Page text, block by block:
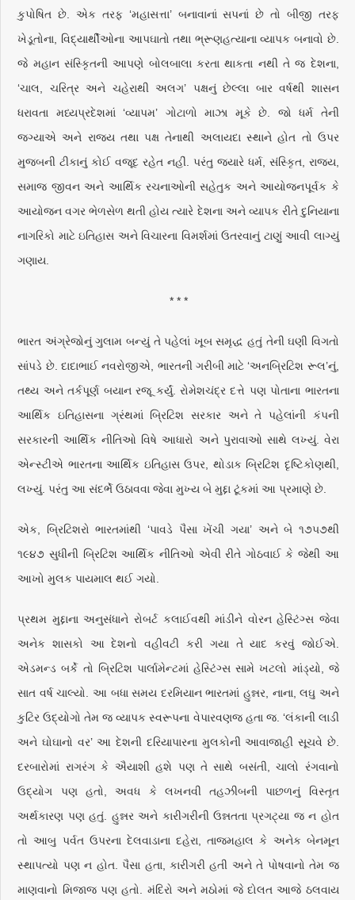
કુપોષિત છે. એક તરફ ‘મહાસત્તા’ બનાવાનાં સપનાં છે તો બીજી તરફ
ખેડૂતોના, વિદ્યાર્થીઓના આપઘાતો તથા ભ્રૂણહત્યાના વ્યાપક બનાવો છે.
જે મહાન સંસ્કૃિતની આપણે બોલબાલા કરતા થાકતા નથી તે જ દેશના,
‘ચાલ, ચરિત્ર અને ચહેરાથી અલગ’ પક્ષનું છેલ્લા બાર વર્ષથી શાસન
ધરાવતા મધ્યપ્રદેશમાં ‘વ્યાપમ’ ગોટાળો માઝા મૂકે છે. જો ધર્મ તેની
જગ્યાએ અને રાજ્ય તથા પક્ષ તેનાથી અલાયદા સ્થાને હોત તો ઉપર
મુજબની ટીકાનું કોઈ વજૂદ રહેત નહીં. પરંતુ જ્યારે ધર્મ, સંસ્કૃિત, રાજ્ય,
સમાજ જીવન અને આર્થિક રચનાઓની સહેતુક અને આયોજનપૂર્વક કે
આયોજન વગર ભેળસેળ થતી હોય ત્યારે દેશના અને વ્યાપક રીતે દુનિયાના
નાગરિકો માટે ઇતિહાસ અને વિચારના વિમર્શમાં ઉતરવાનું ટાણું આવી લાગ્યું
ગણાય.
* * *
ભારત અંગ્રેજોનું ગુલામ બન્યું તે પહેલાં ખૂબ સમૃદ્ધ હતું તેની ઘણી વિગતો
સાંપડે છે. દાદાભાઈ નવરોજીએ, ભારતની ગરીબી માટે ‘અનબ્રિટિશ રૂલ’નું,
તથ્ય અને તર્કપૂર્ણ બયાન રજૂ કર્યું. રોમેશચંદ્ર દત્તે પણ પોતાના ભારતના
આર્થિક ઇતિહાસના ગ્રંથમાં બ્રિટિશ સરકાર અને તે પહેલાંની કંપની
સરકારની આર્થિક નીતિઓ વિષે આધારો અને પુરાવાઓ સાથે લખ્યું. વેરા
એન્સ્ટીએ ભારતના આર્થિક ઇતિહાસ ઉપર, થોડાક બ્રિટિશ દૃષ્ટિકોણથી,
લખ્યું. પરંતુ આ સંદર્ભે ઉઠાવવા જેવા મુખ્ય બે મુદ્દા ટૂંકમાં આ પ્રમાણે છે.
એક, બ્રિટિશરો ભારતમાંથી ‘પાવડે પૈસા ખેંચી ગયા’ અને બે ૧૭૫૭થી
૧૯૪૭ સુધીની બ્રિટિશ આર્થિક નીતિઓ એવી રીતે ગોઠવાઈ કે જેથી આ
આખો મુલક પાયમાલ થઈ ગયો.
પ્રથમ મુદ્દાના અનુસંધાને રોબર્ટ કલાઈવથી માંડીને વોરન હેસ્ટિંગ્સ જેવા
અનેક શાસકો આ દેશનો વહીવટી કરી ગયા તે યાદ કરવું જોઈએ.
એડમન્ડ બર્કે તો બ્રિટિશ પાર્લામેન્ટમાં હેસ્ટિંગ્સ સામે ખટલો માંડ્યો, જે
સાત વર્ષ ચાલ્યો. આ બધા સમય દરમિયાન ભારતમાં હુન્નર, નાના, લઘુ અને
કુટિર ઉદ્યોગો તેમ જ વ્યાપક સ્વરૂપના વેપારવણજ હતા જ. ‘લંકાની લાડી
અને ઘોઘાનો વર’ આ દેશની દરિયાપારના મુલકોની આવાજાહી સૂચવે છે.
દરબારોમાં રાગરંગ કે ઐયાશી હશે પણ તે સાથે બસંતી, ચાલો રંગવાનો
ઉદ્યોગ પણ હતો, અવધ કે લખનવી તહઝીબની પાછળનું વિસ્તૃત
અર્થકારણ પણ હતું. હુન્નર અને કારીગરીની ઉન્નતતા પ્રગટ્યા જ ન હોત
તો આબુ પર્વત ઉપરના દેલવાડાના દહેરા, તાજમહાલ કે અનેક બેનમૂન
સ્થાપત્યો પણ ન હોત. પૈસા હતા, કારીગરી હતી અને તે પોષવાનો તેમ જ
માણવાનો મિજાજ પણ હતો. મંદિરો અને મઠોમાં જે દોલત આજે ઠલવાય